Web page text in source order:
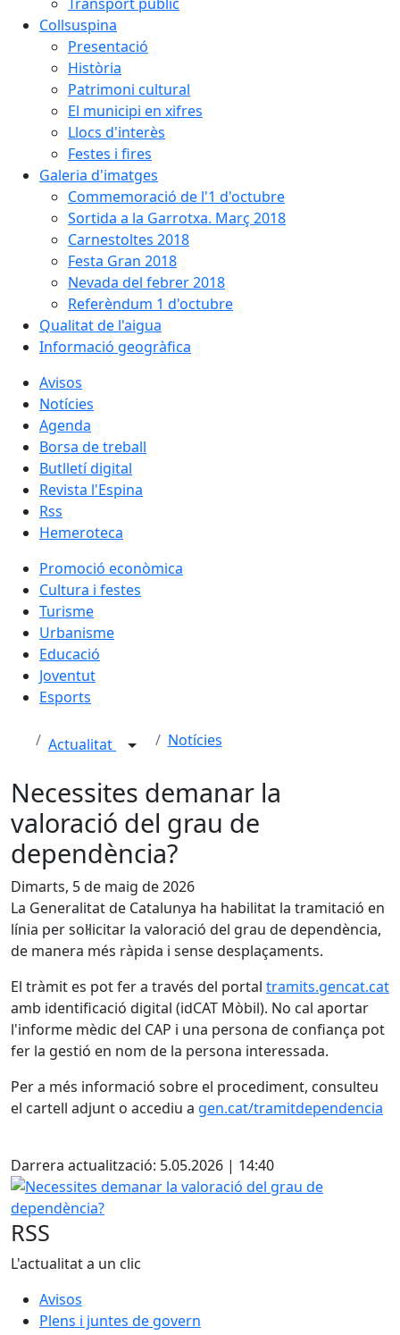
Collsuspina
Presentació
Història
Patrimoni cultural
El municipi en xifres
Llocs d'interès
Festes i fires
Galeria d'imatges
Commemoració de l'1 d'octubre
Sortida a la Garrotxa. Març 2018
Carnestoltes 2018
Festa Gran 2018
Nevada del febrer 2018
Referèndum 1 d'octubre
Qualitat de l'aigua
Informació geogràfica
Avisos
Notícies
Agenda
Borsa de treball
Butlletí digital
Revista l'Espina
Rss
Hemeroteca
Promoció econòmica
Cultura i festes
Turisme
Urbanisme
Educació
Joventut
Esports
Actualitat Notícies
Necessites demanar la
valoració del grau de
dependència?
Dimarts, 5 de maig de 2026
La Generalitat de Catalunya ha habilitat la tramitació en
línia per sol·licitar la valoració del grau de dependència,
de manera més ràpida i sense desplaçaments.
El tràmit es pot fer a través del portal tramits.gencat.cat
amb identificació digital (idCAT Mòbil). No cal aportar
l'informe mèdic del CAP i una persona de confiança pot
fer la gestió en nom de la persona interessada.
Per a més informació sobre el procediment, consulteu
el cartell adjunt o accediu a gen.cat/tramitdependencia
Darrera actualització: 5.05.2026 | 14:40
Necessites demanar la valoració del grau de
RSS
L'actualitat a un clic
Avisos
Plens i juntes de govern